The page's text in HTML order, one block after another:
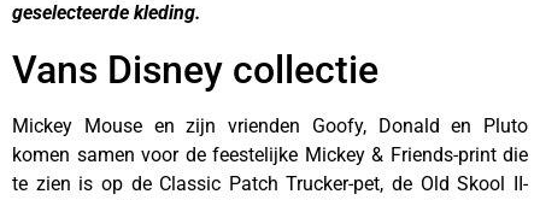
geselecteerde kleding.
Vans Disney collectie
Mickey Mouse en zijn vrienden Goofy, Donald en Pluto
komen samen voor de feestelijke Mickey & Friends-print die
te zien is op de Classic Patch Trucker-pet, de Old Skool II-